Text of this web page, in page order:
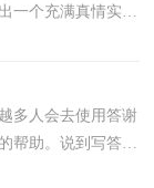
一个充满真情实感
词...
多人会去使用答谢
帮助。说到写答谢
编收...